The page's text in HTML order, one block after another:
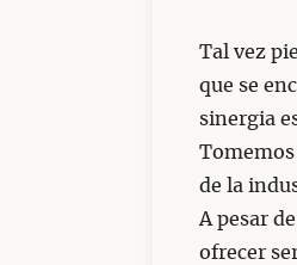
Tal vez
que se
sinergia
de la
A pesar
ofrecer